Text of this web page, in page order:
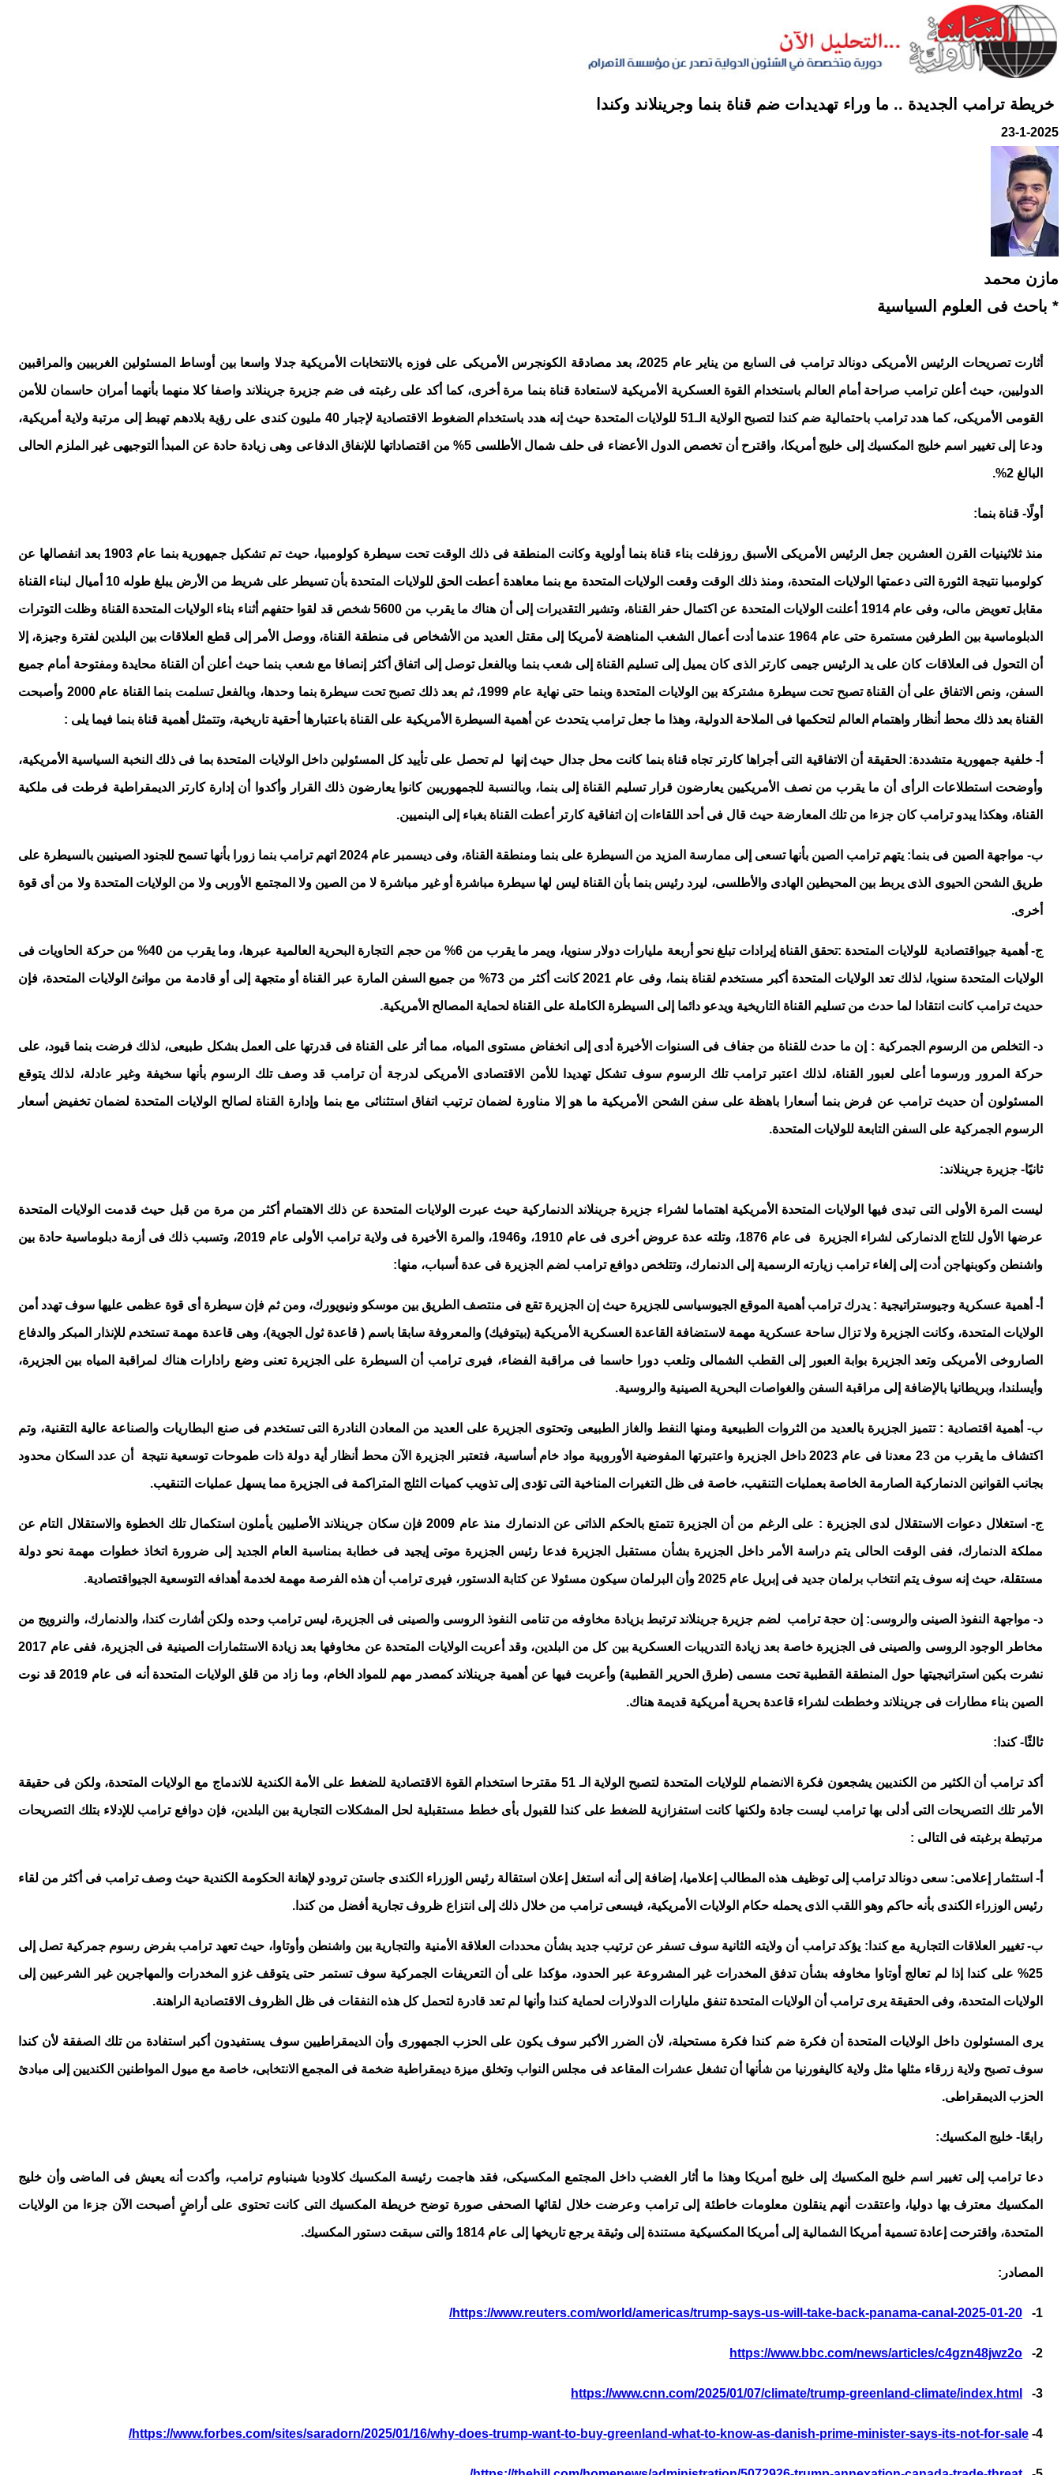
خريطة ترامب الجديدة .. ما وراء تهديدات ضم قناة بنما وجرينلاند وكندا
23-1-2025
مازن محمد
* باحث فى العلوم السياسية
أثارت تصريحات الرئيس الأمريكى دونالد ترامب فى السابع من يناير عام 2025، بعد مصادقة الكونجرس الأمريكى على فوزه بالانتخابات الأمريكية جدلا واسعا بين أوساط المسئولين الغربيين والمراقبين
الدوليين، حيث أعلن ترامب صراحة أمام العالم باستخدام القوة العسكرية الأمريكية لاستعادة قناة بنما مرة أخرى، كما أكد على رغبته فى ضم جزيرة جرينلاند واصفا كلا منهما بأنهما أمران حاسمان للأمن
القومى الأمريكى، كما هدد ترامب باحتمالية ضم كندا لتصبح الولاية الـ51 للولايات المتحدة حيث إنه هدد باستخدام الضغوط الاقتصادية لإجبار 40 مليون كندى على رؤية بلادهم تهبط إلى مرتبة ولاية أمريكية،
ودعا إلى تغيير اسم خليج المكسيك إلى خليج أمريكا، واقترح أن تخصص الدول الأعضاء فى حلف شمال الأطلسى 5% من اقتصاداتها للإنفاق الدفاعى وهى زيادة حادة عن المبدأ التوجيهى غير الملزم الحالى
البالغ 2%.
أولًا- قناة بنما:
منذ ثلاثينيات القرن العشرين جعل الرئيس الأمريكى الأسبق روزفلت بناء قناة بنما أولوية وكانت المنطقة فى ذلك الوقت تحت سيطرة كولومبيا، حيث تم تشكيل جمهورية بنما عام 1903 بعد انفصالها عن
كولومبيا نتيجة الثورة التى دعمتها الولايات المتحدة، ومنذ ذلك الوقت وقعت الولايات المتحدة مع بنما معاهدة أعطت الحق للولايات المتحدة بأن تسيطر على شريط من الأرض يبلغ طوله 10 أميال لبناء القناة
مقابل تعويض مالى، وفى عام 1914 أعلنت الولايات المتحدة عن اكتمال حفر القناة، وتشير التقديرات إلى أن هناك ما يقرب من 5600 شخص قد لقوا حتفهم أثناء بناء الولايات المتحدة القناة وظلت التوترات
الدبلوماسية بين الطرفين مستمرة حتى عام 1964 عندما أدت أعمال الشغب المناهضة لأمريكا إلى مقتل العديد من الأشخاص فى منطقة القناة، ووصل الأمر إلى قطع العلاقات بين البلدين لفترة وجيزة، إلا
أن التحول فى العلاقات كان على يد الرئيس جيمى كارتر الذى كان يميل إلى تسليم القناة إلى شعب بنما وبالفعل توصل إلى اتفاق أكثر إنصافا مع شعب بنما حيث أعلن أن القناة محايدة ومفتوحة أمام جميع
السفن، ونص الاتفاق على أن القناة تصبح تحت سيطرة مشتركة بين الولايات المتحدة وبنما حتى نهاية عام 1999، ثم بعد ذلك تصبح تحت سيطرة بنما وحدها، وبالفعل تسلمت بنما القناة عام 2000 وأصبحت
القناة بعد ذلك محط أنظار واهتمام العالم لتحكمها فى الملاحة الدولية، وهذا ما جعل ترامب يتحدث عن أهمية السيطرة الأمريكية على القناة باعتبارها أحقية تاريخية، وتتمثل أهمية قناة بنما فيما يلى :
أ- خلفية جمهورية متشددة: الحقيقة أن الاتفاقية التى أجراها كارتر تجاه قناة بنما كانت محل جدال حيث إنها لم تحصل على تأييد كل المسئولين داخل الولايات المتحدة بما فى ذلك النخبة السياسية الأمريكية،
وأوضحت استطلاعات الرأى أن ما يقرب من نصف الأمريكيين يعارضون قرار تسليم القناة إلى بنما، وبالنسبة للجمهوريين كانوا يعارضون ذلك القرار وأكدوا أن إدارة كارتر الديمقراطية فرطت فى ملكية
القناة، وهكذا يبدو ترامب كان جزءا من تلك المعارضة حيث قال فى أحد اللقاءات إن اتفاقية كارتر أعطت القناة بغباء إلى البنميين.
ب- مواجهة الصين فى بنما: يتهم ترامب الصين بأنها تسعى إلى ممارسة المزيد من السيطرة على بنما ومنطقة القناة، وفى ديسمبر عام 2024 اتهم ترامب بنما زورا بأنها تسمح للجنود الصينيين بالسيطرة على
طريق الشحن الحيوى الذى يربط بين المحيطين الهادى والأطلسى، ليرد رئيس بنما بأن القناة ليس لها سيطرة مباشرة أو غير مباشرة لا من الصين ولا المجتمع الأوربى ولا من الولايات المتحدة ولا من أى قوة
أخرى.
ج- أهمية جيواقتصادية للولايات المتحدة :تحقق القناة إيرادات تبلغ نحو أربعة مليارات دولار سنويا، ويمر ما يقرب من 6% من حجم التجارة البحرية العالمية عبرها، وما يقرب من 40% من حركة الحاويات فى
الولايات المتحدة سنويا، لذلك تعد الولايات المتحدة أكبر مستخدم لقناة بنما، وفى عام 2021 كانت أكثر من 73% من جميع السفن المارة عبر القناة أو متجهة إلى أو قادمة من موانئ الولايات المتحدة، فإن
حديث ترامب كانت انتقادا لما حدث من تسليم القناة التاريخية ويدعو دائما إلى السيطرة الكاملة على القناة لحماية المصالح الأمريكية.
د- التخلص من الرسوم الجمركية : إن ما حدث للقناة من جفاف فى السنوات الأخيرة أدى إلى انخفاض مستوى المياه، مما أثر على القناة فى قدرتها على العمل بشكل طبيعى، لذلك فرضت بنما قيود، على
حركة المرور ورسوما أعلى لعبور القناة، لذلك اعتبر ترامب تلك الرسوم سوف تشكل تهديدا للأمن الاقتصادى الأمريكى لدرجة أن ترامب قد وصف تلك الرسوم بأنها سخيفة وغير عادلة، لذلك يتوقع
المسئولون أن حديث ترامب عن فرض بنما أسعارا باهظة على سفن الشحن الأمريكية ما هو إلا مناورة لضمان ترتيب اتفاق استثنائى مع بنما وإدارة القناة لصالح الولايات المتحدة لضمان تخفيض أسعار
الرسوم الجمركية على السفن التابعة للولايات المتحدة.
ثانيًا- جزيرة جرينلاند:
ليست المرة الأولى التى تبدى فيها الولايات المتحدة الأمريكية اهتماما لشراء جزيرة جرينلاند الدنماركية حيث عبرت الولايات المتحدة عن ذلك الاهتمام أكثر من مرة من قبل حيث قدمت الولايات المتحدة
عرضها الأول للتاج الدنماركى لشراء الجزيرة فى عام 1876، وتلته عدة عروض أخرى فى عام 1910، و1946، والمرة الأخيرة فى ولاية ترامب الأولى عام 2019، وتسبب ذلك فى أزمة دبلوماسية حادة بين
واشنطن وكوبنهاجن أدت إلى إلغاء ترامب زيارته الرسمية إلى الدنمارك، وتتلخص دوافع ترامب لضم الجزيرة فى عدة أسباب، منها:
أ- أهمية عسكرية وجيوستراتيجية : يدرك ترامب أهمية الموقع الجيوسياسى للجزيرة حيث إن الجزيرة تقع فى منتصف الطريق بين موسكو ونيويورك، ومن ثم فإن سيطرة أى قوة عظمى عليها سوف تهدد أمن
الولايات المتحدة، وكانت الجزيرة ولا تزال ساحة عسكرية مهمة لاستضافة القاعدة العسكرية الأمريكية (بيتوفيك) والمعروفة سابقا باسم ( قاعدة ثول الجوية)، وهى قاعدة مهمة تستخدم للإنذار المبكر والدفاع
الصاروخى الأمريكى وتعد الجزيرة بوابة العبور إلى القطب الشمالى وتلعب دورا حاسما فى مراقبة الفضاء، فيرى ترامب أن السيطرة على الجزيرة تعنى وضع رادارات هناك لمراقبة المياه بين الجزيرة،
وأيسلندا، وبريطانيا بالإضافة إلى مراقبة السفن والغواصات البحرية الصينية والروسية.
ب- أهمية اقتصادية : تتميز الجزيرة بالعديد من الثروات الطبيعية ومنها النفط والغاز الطبيعى وتحتوى الجزيرة على العديد من المعادن النادرة التى تستخدم فى صنع البطاريات والصناعة عالية التقنية، وتم
اكتشاف ما يقرب من 23 معدنا فى عام 2023 داخل الجزيرة واعتبرتها المفوضية الأوروبية مواد خام أساسية، فتعتبر الجزيرة الآن محط أنظار أية دولة ذات طموحات توسعية نتيجة أن عدد السكان محدود
بجانب القوانين الدنماركية الصارمة الخاصة بعمليات التنقيب، خاصة فى ظل التغيرات المناخية التى تؤدى إلى تذويب كميات الثلج المتراكمة فى الجزيرة مما يسهل عمليات التنقيب.
ج- استغلال دعوات الاستقلال لدى الجزيرة : على الرغم من أن الجزيرة تتمتع بالحكم الذاتى عن الدنمارك منذ عام 2009 فإن سكان جرينلاند الأصليين يأملون استكمال تلك الخطوة والاستقلال التام عن
مملكة الدنمارك، ففى الوقت الحالى يتم دراسة الأمر داخل الجزيرة بشأن مستقبل الجزيرة فدعا رئيس الجزيرة موتى إيجيد فى خطابة بمناسبة العام الجديد إلى ضرورة اتخاذ خطوات مهمة نحو دولة
مستقلة، حيث إنه سوف يتم انتخاب برلمان جديد فى إبريل عام 2025 وأن البرلمان سيكون مسئولا عن كتابة الدستور، فيرى ترامب أن هذه الفرصة مهمة لخدمة أهدافه التوسعية الجيواقتصادية.
د- مواجهة النفوذ الصينى والروسى: إن حجة ترامب لضم جزيرة جرينلاند ترتبط بزيادة مخاوفه من تنامى النفوذ الروسى والصينى فى الجزيرة، ليس ترامب وحده ولكن أشارت كندا، والدنمارك، والنرويج من
مخاطر الوجود الروسى والصينى فى الجزيرة خاصة بعد زيادة التدريبات العسكرية بين كل من البلدين، وقد أعربت الولايات المتحدة عن مخاوفها بعد زيادة الاستثمارات الصينية فى الجزيرة، ففى عام 2017
نشرت بكين استراتيجيتها حول المنطقة القطبية تحت مسمى (طرق الحرير القطبية) وأعربت فيها عن أهمية جرينلاند كمصدر مهم للمواد الخام، وما زاد من قلق الولايات المتحدة أنه فى عام 2019 قد نوت
الصين بناء مطارات فى جرينلاند وخططت لشراء قاعدة بحرية أمريكية قديمة هناك.
ثالثًا- كندا:
أكد ترامب أن الكثير من الكنديين يشجعون فكرة الانضمام للولايات المتحدة لتصبح الولاية الـ 51 مقترحا استخدام القوة الاقتصادية للضغط على الأمة الكندية للاندماج مع الولايات المتحدة، ولكن فى حقيقة
الأمر تلك التصريحات التى أدلى بها ترامب ليست جادة ولكنها كانت استفزازية للضغط على كندا للقبول بأى خطط مستقبلية لحل المشكلات التجارية بين البلدين، فإن دوافع ترامب للإدلاء بتلك التصريحات
مرتبطة برغبته فى التالى :
أ- استثمار إعلامى: سعى دونالد ترامب إلى توظيف هذه المطالب إعلاميا، إضافة إلى أنه استغل إعلان استقالة رئيس الوزراء الكندى جاستن ترودو لإهانة الحكومة الكندية حيث وصف ترامب فى أكثر من لقاء
رئيس الوزراء الكندى بأنه حاكم وهو اللقب الذى يحمله حكام الولايات الأمريكية، فيسعى ترامب من خلال ذلك إلى انتزاع ظروف تجارية أفضل من كندا.
ب- تغيير العلاقات التجارية مع كندا: يؤكد ترامب أن ولايته الثانية سوف تسفر عن ترتيب جديد بشأن محددات العلاقة الأمنية والتجارية بين واشنطن وأوتاوا، حيث تعهد ترامب بفرض رسوم جمركية تصل إلى
25% على كندا إذا لم تعالج أوتاوا مخاوفه بشأن تدفق المخدرات غير المشروعة عبر الحدود، مؤكدا على أن التعريفات الجمركية سوف تستمر حتى يتوقف غزو المخدرات والمهاجرين غير الشرعيين إلى
الولايات المتحدة، وفى الحقيقة يرى ترامب أن الولايات المتحدة تنفق مليارات الدولارات لحماية كندا وأنها لم تعد قادرة لتحمل كل هذه النفقات فى ظل الظروف الاقتصادية الراهنة.
يرى المسئولون داخل الولايات المتحدة أن فكرة ضم كندا فكرة مستحيلة، لأن الضرر الأكبر سوف يكون على الحزب الجمهورى وأن الديمقراطيين سوف يستفيدون أكبر استفادة من تلك الصفقة لأن كندا
سوف تصبح ولاية زرقاء مثلها مثل ولاية كاليفورنيا من شأنها أن تشغل عشرات المقاعد فى مجلس النواب وتخلق ميزة ديمقراطية ضخمة فى المجمع الانتخابى، خاصة مع ميول المواطنين الكنديين إلى مبادئ
الحزب الديمقراطى.
رابعًا- خليج المكسيك:
دعا ترامب إلى تغيير اسم خليج المكسيك إلى خليج أمريكا وهذا ما أثار الغضب داخل المجتمع المكسيكى، فقد هاجمت رئيسة المكسيك كلاوديا شينباوم ترامب، وأكدت أنه يعيش فى الماضى وأن خليج
المكسيك معترف بها دوليا، واعتقدت أنهم ينقلون معلومات خاطئة إلى ترامب وعرضت خلال لقائها الصحفى صورة توضح خريطة المكسيك التى كانت تحتوى على أراضٍ أصبحت الآن جزءا من الولايات
المتحدة، واقترحت إعادة تسمية أمريكا الشمالية إلى أمريكا المكسيكية مستندة إلى وثيقة يرجع تاريخها إلى عام 1814 والتى سبقت دستور المكسيك.
المصادر:
1-
https://www.reuters.com/world/americas/trump-says-us-will-take-back-panama-canal-2025-01-20/
2-
https://www.bbc.com/news/articles/c4gzn48jwz2o
3-
https://www.cnn.com/2025/01/07/climate/trump-greenland-climate/index.html
4-
https://www.forbes.com/sites/saradorn/2025/01/16/why-does-trump-want-to-buy-greenland-what-to-know-as-danish-prime-minister-says-its-not-for-sale/